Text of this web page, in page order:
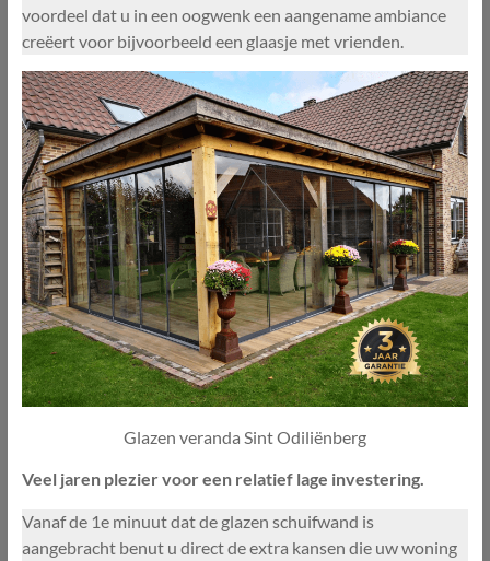
voordeel dat u in een oogwenk een aangename ambiance
creëert voor bijvoorbeeld een glaasje met vrienden.
Glazen veranda Sint Odiliënberg
Veel jaren plezier voor een relatief lage investering.
Vanaf de 1e minuut dat de glazen schuifwand is
aangebracht benut u direct de extra kansen die uw woning